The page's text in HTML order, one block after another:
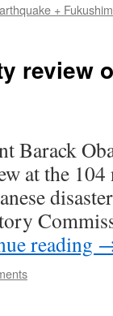
+
review
Barack
at the
reading